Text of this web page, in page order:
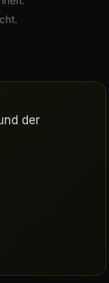
der